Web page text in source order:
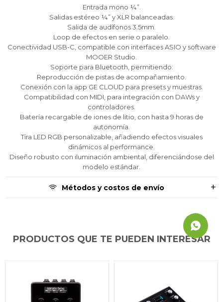
Entrada mono ¼”.
Salidas estéreo ¼” y XLR balanceadas.
Salida de audífonos 3.5mm.
Loop de efectos en serie o paralelo.
Conectividad USB-C, compatible con interfaces ASIO y software
MOOER Studio.
Soporte para Bluetooth, permitiendo:
Reproducción de pistas de acompañamiento.
Conexión con la app GE CLOUD para presets y muestras.
Compatibilidad con MIDI, para integración con DAWs y
controladores.
Batería recargable de iones de litio, con hasta 9 horas de
autonomía.
Tira LED RGB personalizable, añadiendo efectos visuales
dinámicos al performance.
Diseño robusto con iluminación ambiental, diferenciándose del
modelo estándar.
Métodos y costos de envío
PRODUCTOS QUE TE PUEDEN INTERESAR
Continuar
Continuar
Continuar